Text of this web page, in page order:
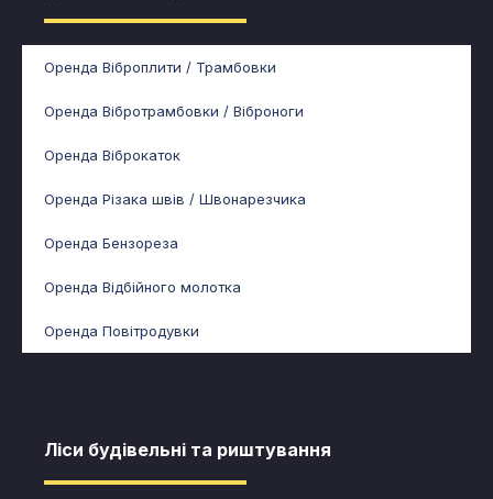
Оренда Віброплити / Трамбовки
Оренда Вібротрамбовки / Віброноги
Оренда Віброкаток
Оренда Різака швів / Швонарезчика
Оренда Бензореза
Оренда Відбійного молотка
Оренда Повітродувки
Ліси будівельні та риштування​​